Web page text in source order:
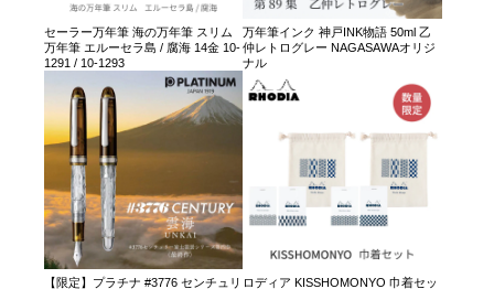
セーラー万年筆 海の万年筆 スリム
万年筆 エルーセラ島 / 腐海 14金 10-
1291 / 10-1293
万年筆インク 神戸INK物語 50ml 乙
仲レトログレー NAGASAWAオリジ
ナル
【限定】プラチナ #3776 センチュリ ロディア KISSHOMONYO 巾着セッ